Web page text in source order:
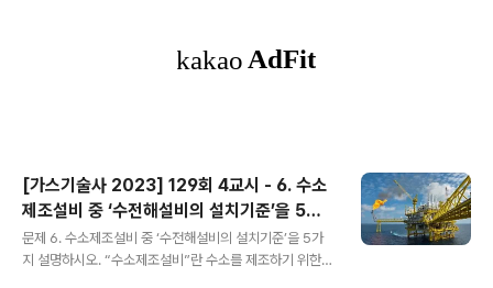
[가스기술사 2023] 129회 4교시 - 6. 수소
제조설비 중 ‘수전해설비의 설치기준’을 5가
지 설명하시오.
문제 6. 수소제조설비 중 ‘수전해설비의 설치기준’을 5가
지 설명하시오. “수소제조설비”란 수소를 제조하기 위한